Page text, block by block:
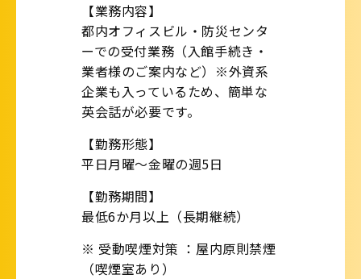
【業務内容】
都内オフィスビル・防災センタ
ーでの受付業務（入館手続き・
業者様のご案内など）※外資系
企業も入っているため、簡単な
英会話が必要です。
【勤務形態】
平日月曜～金曜の週5日
【勤務期間】
最低6か月以上（長期継続）
※ 受動喫煙対策 ：屋内原則禁煙
（喫煙室あり）